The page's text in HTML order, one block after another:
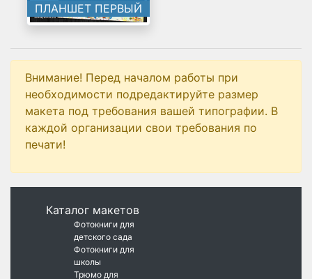
ПЛАНШЕТ ПЕРВЫЙ
Внимание! Перед началом работы при
необходимости подредактируйте размер
макета под требования вашей типографии. В
каждой организации свои требования по
печати!
Каталог макетов
Фотокниги для
детского сада
Фотокниги для
школы
Трюмо для